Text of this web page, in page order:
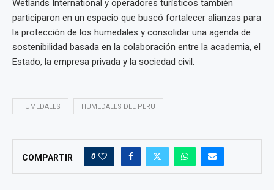
Wetlands International y operadores turísticos también
participaron en un espacio que buscó fortalecer alianzas para
la protección de los humedales y consolidar una agenda de
sostenibilidad basada en la colaboración entre la academia, el
Estado, la empresa privada y la sociedad civil.
HUMEDALES HUMEDALES DEL PERU
COMPARTIR 0